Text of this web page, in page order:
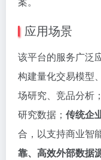
应用场景
该平台的服务广泛
构建量化交易模型
场研究、竞品分析；
研究数据； 传统企
合，以支持商业智
靠、高效外部数据